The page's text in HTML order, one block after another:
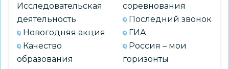
Исследовательская
деятельность
Новогодняя акция
Качество
образования
соревнования
Последний звонок
ГИА
Россия – мои
горизонты